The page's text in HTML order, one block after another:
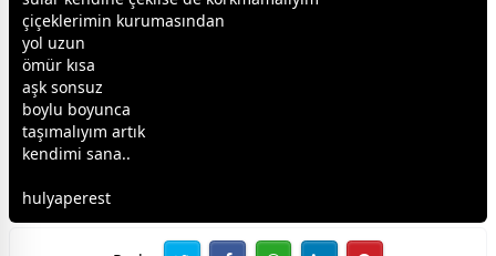
çiçeklerimin kurumasından
yol uzun
ömür kısa
aşk sonsuz
boylu boyunca
taşımalıyım artık
kendimi sana..
hulyaperest